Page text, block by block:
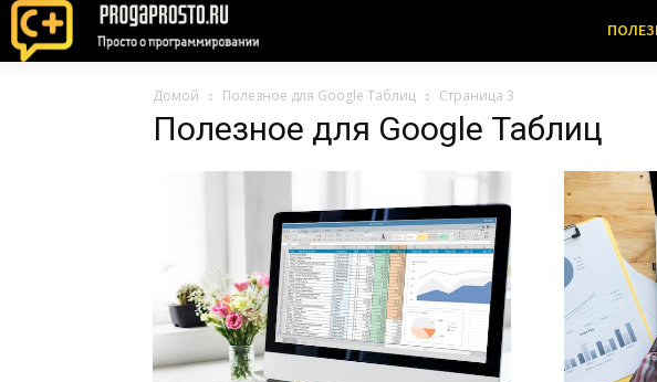
Домой Полезное для Google Таблиц Страница 3
Полезное для Google Таблиц